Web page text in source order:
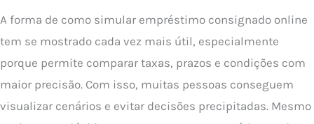
A forma de como simular empréstimo consignado online
tem se mostrado cada vez mais útil, especialmente
porque permite comparar taxas, prazos e condições com
maior precisão. Com isso, muitas pessoas conseguem
visualizar cenários e evitar decisões precipitadas. Mesmo